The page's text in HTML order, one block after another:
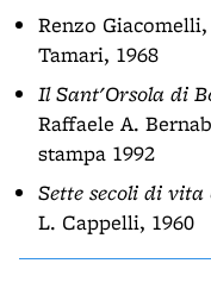
Renzo Giacomelli,
Tamari, 1968
Il Sant'Orsola di
Raffaele A.
stampa 1992
Sette secoli di
L. Cappelli, 1960